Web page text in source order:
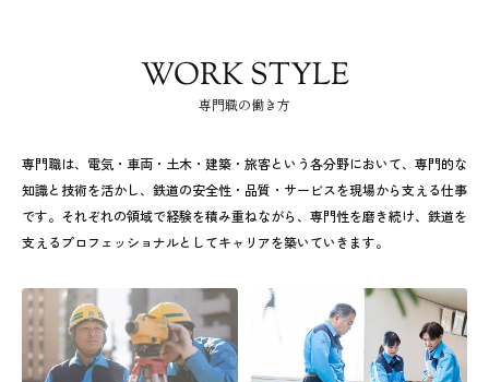
WORK STYLE
専門職の働き方
専門職は、電気・車両・土木・建築・旅客という各分野において、 専門的な
知識と技術を活かし、鉄道の安全性・品質・サービスを現場から支える仕事
です。 それぞれの領域で経験を積み重ねながら、専門性を磨き続け、鉄道を
支えるプロフェッショナルとしてキャリアを築いていきます。